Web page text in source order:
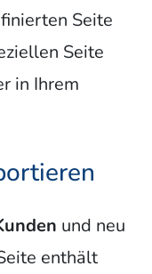
Seite
Seite
in Ihrem
und neu
enthält